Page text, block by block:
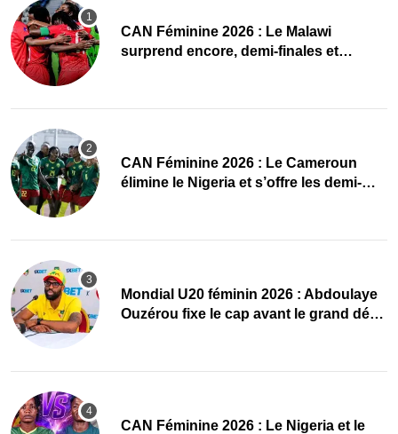
CAN Féminine 2026 : Le Malawi
surprend encore, demi-finales et
CAN Féminine 2026 : Le Cameroun
élimine le Nigeria et s’offre les demi-
Mondial U20 féminin 2026 : Abdoulaye
Ouzérou fixe le cap avant le grand défi
‎CAN Féminine 2026 : Le Nigeria et le